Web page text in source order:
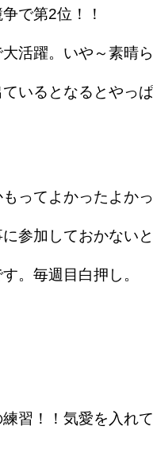
で第2位！！
活躍。いや～素晴
いるとなるとやっ
ってよかったよかっ
参加しておかない
。毎週目白押し。
習！！気愛を入れて